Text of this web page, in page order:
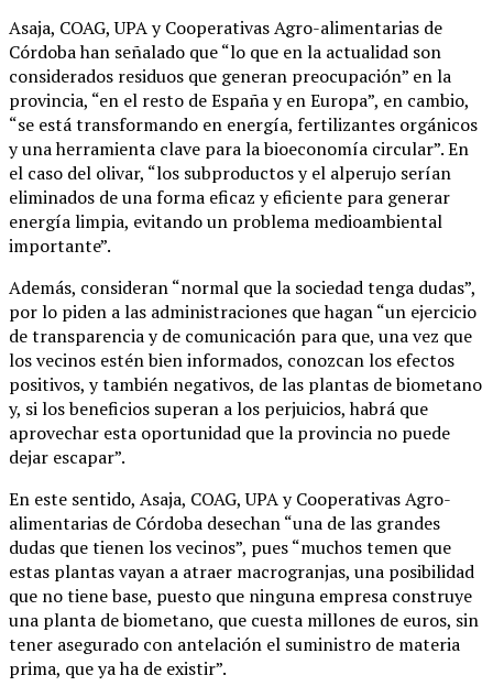
Asaja, COAG, UPA y Cooperativas Agro-alimentarias de
Córdoba han señalado que “lo que en la actualidad son
considerados residuos que generan preocupación” en la
provincia, “en el resto de España y en Europa”, en cambio,
“se está transformando en energía, fertilizantes orgánicos
y una herramienta clave para la bioeconomía circular”. En
el caso del olivar, “los subproductos y el alperujo serían
eliminados de una forma eficaz y eficiente para generar
energía limpia, evitando un problema medioambiental
importante”.
Además, consideran “normal que la sociedad tenga dudas”,
por lo piden a las administraciones que hagan “un ejercicio
de transparencia y de comunicación para que, una vez que
los vecinos estén bien informados, conozcan los efectos
positivos, y también negativos, de las plantas de biometano
y, si los beneficios superan a los perjuicios, habrá que
aprovechar esta oportunidad que la provincia no puede
dejar escapar”.
En este sentido, Asaja, COAG, UPA y Cooperativas Agro-
alimentarias de Córdoba desechan “una de las grandes
dudas que tienen los vecinos”, pues “muchos temen que
estas plantas vayan a atraer macrogranjas, una posibilidad
que no tiene base, puesto que ninguna empresa construye
una planta de biometano, que cuesta millones de euros, sin
tener asegurado con antelación el suministro de materia
prima, que ya ha de existir”.